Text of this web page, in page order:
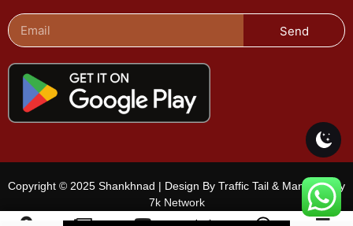
Send
Copyright © 2025 Shankhnad | Design By Traffic Tail & Managed By
7k Network